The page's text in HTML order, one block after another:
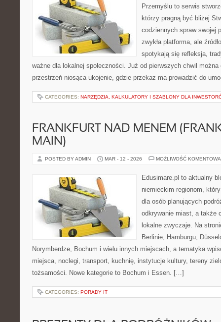
Przemyślu to serwis
którzy pragną być bliżej
codziennych spraw swojej
zwykła platforma, ale
spotykają się refleksja,
ważne dla lokalnej społeczności. Już od pierwszych chwil
przestrzeń niosąca ukojenie, gdzie przekaz ma prowadzić do
CATEGORIES: NARZĘDZIA, KALKULATORY I SZABLONY DLA
FRANKFURT NAD MENEM
MAIN)
POSTED BY ADMIN MAR - 12 - 2026 MOŻLIWOŚĆ
Edusimare.pl to aktualny
niemieckim regionom,
dla osób planujących
odkrywanie miast, a także
lokalne zwyczaje. Na
Berlinie, Hamburgu,
Norymberdze, Bochum i wielu innych miejscach, a tematyka
miejsca, noclegi, transport, kuchnię, instytucje kultury, tereny
tożsamości. Nowe kategorie to Bochum i Essen. […]
CATEGORIES: PORADY IT